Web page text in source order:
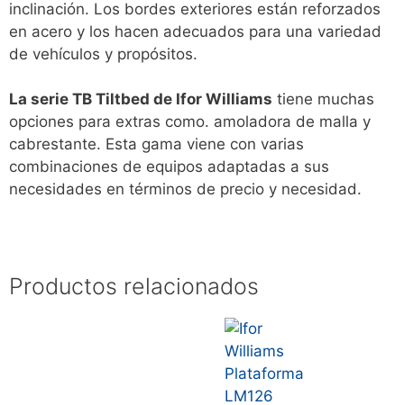
inclinación. Los bordes exteriores están reforzados
en acero y los hacen adecuados para una variedad
de vehículos y propósitos.
La serie TB Tiltbed de Ifor Williams tiene muchas
opciones para extras como. amoladora de malla y
cabrestante. Esta gama viene con varias
combinaciones de equipos adaptadas a sus
necesidades en términos de precio y necesidad.
Productos relacionados